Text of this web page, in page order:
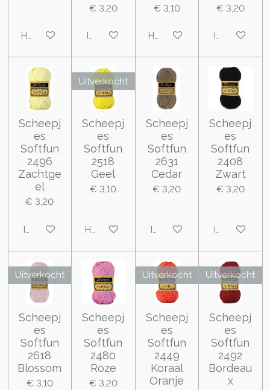
Houd mij op de hoogte
€ 3,20
In winkelwagen
€ 3,10
Houd mij op de hoogte
€ 3,20
In
Scheepj
es
Softfun
2496
Zachtge
el
€ 3,20
In winkelwagen
Uitverkocht
Scheepj
es
Softfun
2518
Geel
€ 3,10
Houd mij op de hoogte
Scheepj
es
Softfun
2631
Cedar
€ 3,20
In winkelwagen
Scheepj
es
Softfun
2408
Zwart
€ 3,20
In
Uitverkocht
Scheepj
es
Softfun
2618
Blossom
€ 3,10
Scheepj
es
Softfun
2480
Roze
€ 3,20
Uitverkocht
Scheepj
es
Softfun
2449
Koraal
Oranje
Uitverkocht
Scheepj
es
Softfun
2492
Bordeau
x